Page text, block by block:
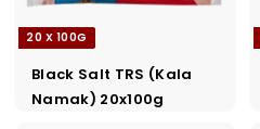
20 X 100G
Black Salt TRS (Kala
Namak) 20x100g